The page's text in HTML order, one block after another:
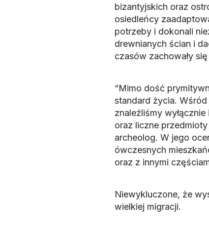
bizantyjskich oraz
osiedleńcy
potrzeby i dokonali
drewnianych ścian i
czasów zachowały
“Mimo dość
standard życia.
znaleźliśmy
oraz liczne
archeolog. W jego
ówczesnych
oraz z innymi
Niewykluczone, że
wielkiej migracji.